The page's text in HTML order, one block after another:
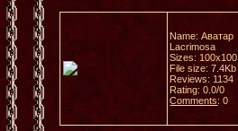
Name: Аватар
Lacrimosa
Sizes: 100x100
File size: 7.4Kb
Reviews: 1134
Rating: 0.0/0
Comments: 0